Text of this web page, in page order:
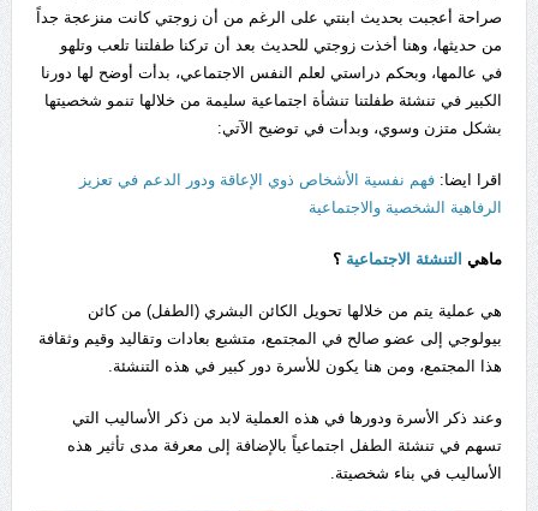
صراحة أعجبت بحديث ابنتي على الرغم من أن زوجتي كانت منزعجة جداً
من حديثها، وهنا أخذت زوجتي للحديث بعد أن تركنا طفلتنا تلعب وتلهو
في عالمها، وبحكم دراستي لعلم النفس الاجتماعي، بدأت أوضح لها دورنا
الكبير في تنشئة طفلتنا تنشأة اجتماعية سليمة من خلالها تنمو شخصيتها
بشكل متزن وسوي، وبدأت في توضيح الآتي:
اقرا ايضا: فهم نفسية الأشخاص ذوي الإعاقة ودور الدعم في تعزيز
الرفاهية الشخصية والاجتماعية
ماهيالتنشئة الاجتماعية ؟
هي عملية يتم من خلالها تحويل الكائن البشري (الطفل) من كائن
بيولوجي إلى عضو صالح في المجتمع، متشبع بعادات وتقاليد وقيم وثقافة
هذا المجتمع، ومن هنا يكون للأسرة دور كبير في هذه التنشئة.
وعند ذكر الأسرة ودورها في هذه العملية لابد من ذكر الأساليب التي
تسهم في تنشئة الطفل اجتماعياً بالإضافة إلى معرفة مدى تأثير هذه
الأساليب في بناء شخصيتة.